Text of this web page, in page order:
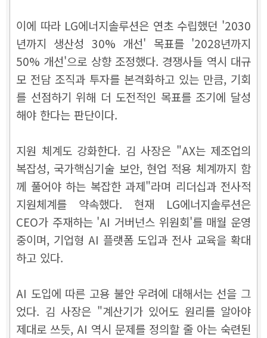
이에 따라 LG에너지솔루션은 연초 수립했던 '2030
년까지 생산성 30% 개선' 목표를 '2028년까지
50% 개선'으로 상향 조정했다. 경쟁사들 역시 대규
모 전담 조직과 투자를 본격화하고 있는 만큼, 기회
를 선점하기 위해 더 도전적인 목표를 조기에 달성
해야 한다는 판단이다.
지원 체계도 강화한다. 김 사장은 "AX는 제조업의
복잡성, 국가핵심기술 보안, 현업 적용 체계까지 함
께 풀어야 하는 복잡한 과제"라며 리더십과 전사적
지원체계를 약속했다. 현재 LG에너지솔루션은
CEO가 주재하는 'AI 거버넌스 위원회'를 매월 운영
중이며, 기업형 AI 플랫폼 도입과 전사 교육을 확대
하고 있다.
AI 도입에 따른 고용 불안 우려에 대해서는 선을 그
었다. 김 사장은 "계산기가 있어도 원리를 알아야
제대로 쓰듯, AI 역시 문제를 정의할 줄 아는 숙련된